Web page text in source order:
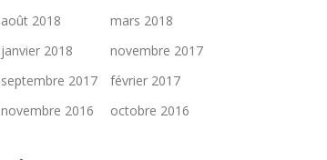
août 2018
mars 2018
janvier 2018
novembre 2017
septembre 2017
février 2017
novembre 2016
octobre 2016